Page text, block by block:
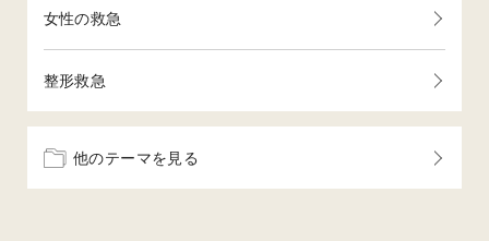
女性の救急
整形救急
他のテーマを見る